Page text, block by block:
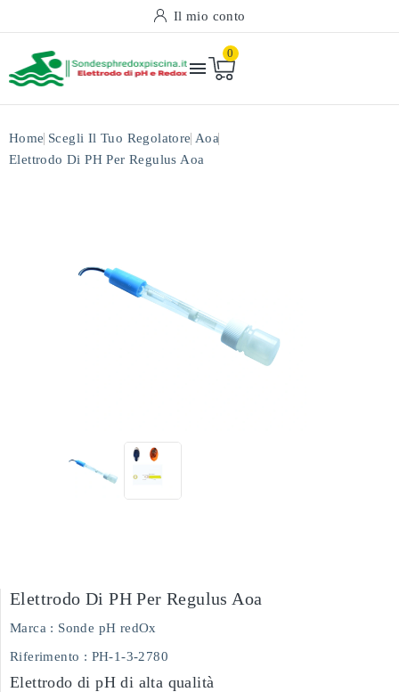
Il mio conto

0
Home Scegli Il Tuo Regolatore Aoa
Elettrodo Di PH Per Regulus Aoa
Elettrodo Di PH Per Regulus Aoa
Marca : Sonde pH redOx
Riferimento : PH-1-3-2780
Elettrodo di pH di alta qualità